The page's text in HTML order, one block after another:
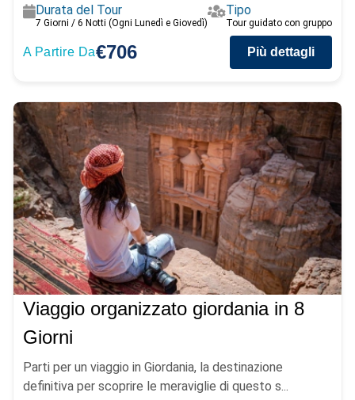
Durata del Tour
7 Giorni / 6 Notti (Ogni Lunedì e Giovedì)
Tipo
Tour guidato con gruppo
A Partire Da€706 Più dettagli
Viaggio organizzato giordania in 8
Giorni
Parti per un viaggio in Giordania, la destinazione
definitiva per scoprire le meraviglie di questo s...